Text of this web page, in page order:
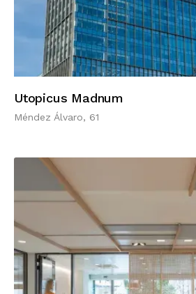
Utopicus Madnum
Méndez Álvaro, 61